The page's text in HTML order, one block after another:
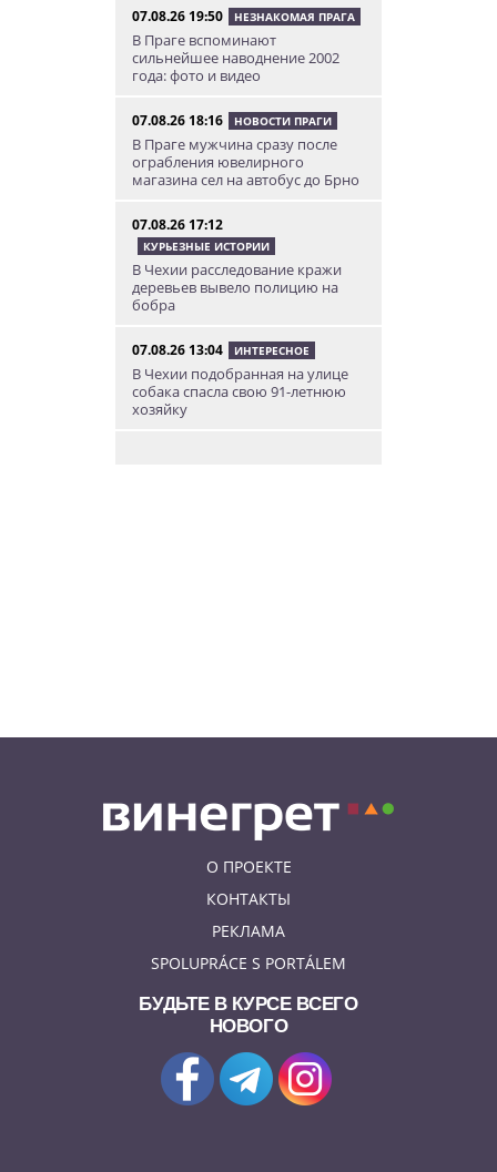
07.08.26 19:50 НЕЗНАКОМАЯ ПРАГА
В Праге вспоминают
сильнейшее наводнение 2002
года: фото и видео
07.08.26 18:16 НОВОСТИ ПРАГИ
В Праге мужчина сразу после
ограбления ювелирного
магазина сел на автобус до Брно
07.08.26 17:12
КУРЬЕЗНЫЕ ИСТОРИИ
В Чехии расследование кражи
деревьев вывело полицию на
бобра
07.08.26 13:04 ИНТЕРЕСНОЕ
В Чехии подобранная на улице
собака спасла свою 91-летнюю
хозяйку
бонусов
О ПРОЕКТЕ
КОНТАКТЫ
РЕКЛАМА
SPOLUPRÁCE S PORTÁLEM
БУДЬТЕ В КУРСЕ ВСЕГО
НОВОГО